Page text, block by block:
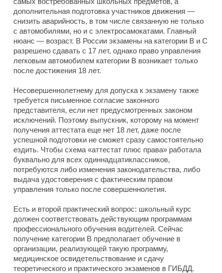
дополнительная подготовка участников движения —
снизить аварийность, в том числе связанную не только
с автомобилями, но и с электросамокатами. Главный
нюанс — возраст. В России экзамены на категории B и C
разрешено сдавать с 17 лет, однако право управления
легковым автомобилем категории B возникает только
после достижения 18 лет.
Несовершеннолетнему для допуска к экзамену также
требуется письменное согласие законного
представителя, если нет предусмотренных законом
исключений. Поэтому выпускник, которому на момент
получения аттестата еще нет 18 лет, даже после
успешной подготовки не сможет сразу самостоятельно
ездить. Чтобы схема «аттестат плюс права» работала
буквально для всех одиннадцатиклассников,
потребуются либо изменения законодательства, либо
выдача удостоверения с фактическим правом
управления только после совершеннолетия.
Есть и второй практический вопрос: школьный курс
должен соответствовать действующим программам
профессионального обучения водителей. Сейчас
получение категории B предполагает обучение в
организации, реализующей такую программу,
медицинское освидетельствование и сдачу
теоретического и практического экзаменов в ГИБДД.